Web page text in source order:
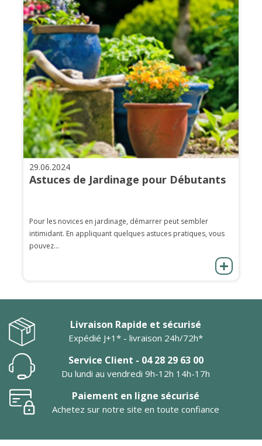
29.06.2024
Astuces de Jardinage pour Débutants
Pour les novices en jardinage, démarrer peut sembler
intimidant. En appliquant quelques astuces pratiques, vous
pouvez...
Livraison Rapide et sécurisé
Expédié J+1* - livraison 24h/72h*
Service Client - 04 28 29 63 00
Du lundi au vendredi 9h-12h 14h-17h
Paiement en ligne sécurisé
Achetez sur notre site en toute confiance